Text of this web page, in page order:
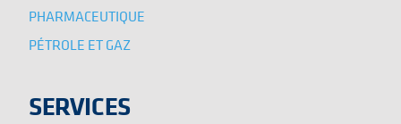
PHARMACEUTIQUE
PÉTROLE ET GAZ
SERVICES